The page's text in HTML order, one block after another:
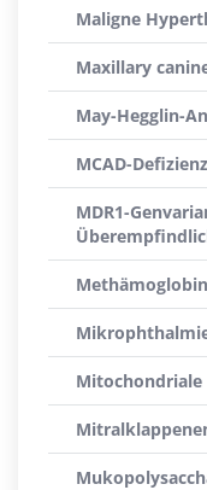
Maligne
Maxillary
May-Hegglin-
MCAD-Defizienz
MDR1-
Mitochondriale